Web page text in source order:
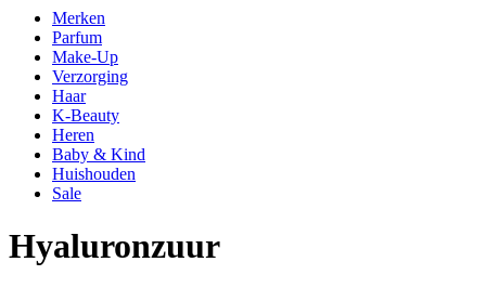
Merken
Parfum
Make-Up
Verzorging
Haar
K-Beauty
Heren
Baby & Kind
Huishouden
Sale
Hyaluronzuur